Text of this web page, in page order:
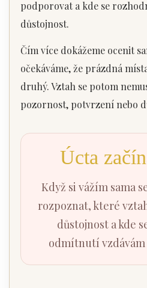
podporovat a kde se
důstojnost.
Čím více dokážeme ocenit
očekáváme, že prázdná
druhý. Vztah se potom
pozornost, potvrzení nebo
Úcta
Když si vážím sama
rozpoznat, které
důstojnost a kde
odmítnutí